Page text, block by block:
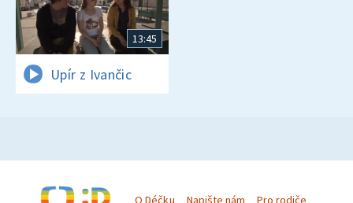
13:45
Upír z Ivančic
O Déčku Napište nám Pro rodiče